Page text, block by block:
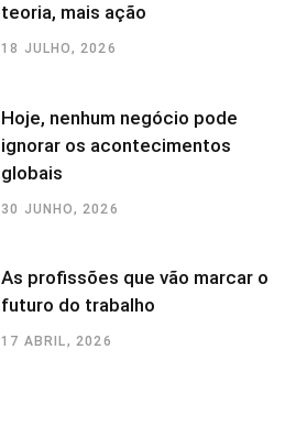
teoria, mais ação
18 JULHO, 2026
Hoje, nenhum negócio pode
ignorar os acontecimentos
globais
30 JUNHO, 2026
As profissões que vão marcar o
futuro do trabalho
17 ABRIL, 2026